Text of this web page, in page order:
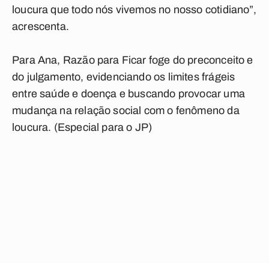
loucura que todo nós vivemos no nosso cotidiano”,
acrescenta.
Para Ana, Razão para Ficar foge do preconceito e
do julgamento, evidenciando os limites frágeis
entre saúde e doença e buscando provocar uma
mudança na relação social com o fenômeno da
loucura. (Especial para o JP)